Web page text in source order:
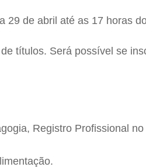
29 de abril até as 17 horas
títulos. Será possível se
Registro Profissional